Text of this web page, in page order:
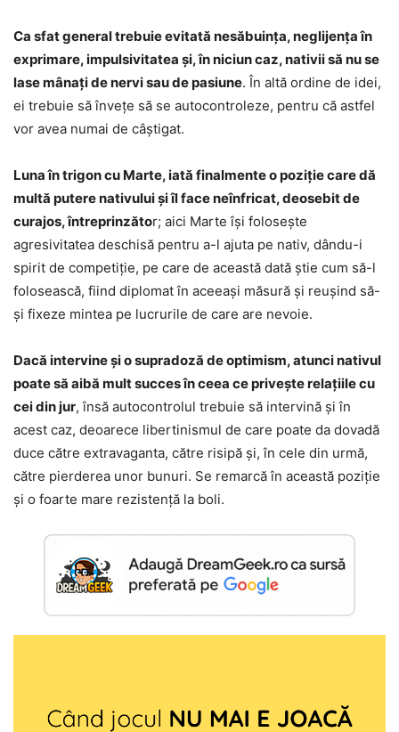
Ca sfat general trebuie evitată nesăbuința, neglijența în
exprimare, impulsivitatea și, în niciun caz, nativii să nu se
lase mânați de nervi sau de pasiune. În altă ordine de idei,
ei trebuie să învețe să se autocontroleze, pentru că astfel
vor avea numai de câștigat.
Luna în trigon cu Marte, iată finalmente o poziție care dă
multă putere nativului și îl face neînfricat, deosebit de
curajos, întreprinzător; aici Marte își folosește
agresivitatea deschisă pentru a-l ajuta pe nativ, dându-i
spirit de competiție, pe care de această dată știe cum să-l
folosească, fiind diplomat în aceeași măsură și reușind să-
și fixeze mintea pe lucrurile de care are nevoie.
Dacă intervine și o supradoză de optimism, atunci nativul
poate să aibă mult succes în ceea ce privește relațiile cu
cei din jur, însă autocontrolul trebuie să intervină și în
acest caz, deoarece libertinismul de care poate da dovadă
duce către extravaganta, către risipă și, în cele din urmă,
către pierderea unor bunuri. Se remarcă în această poziție
și o foarte mare rezistență la boli.